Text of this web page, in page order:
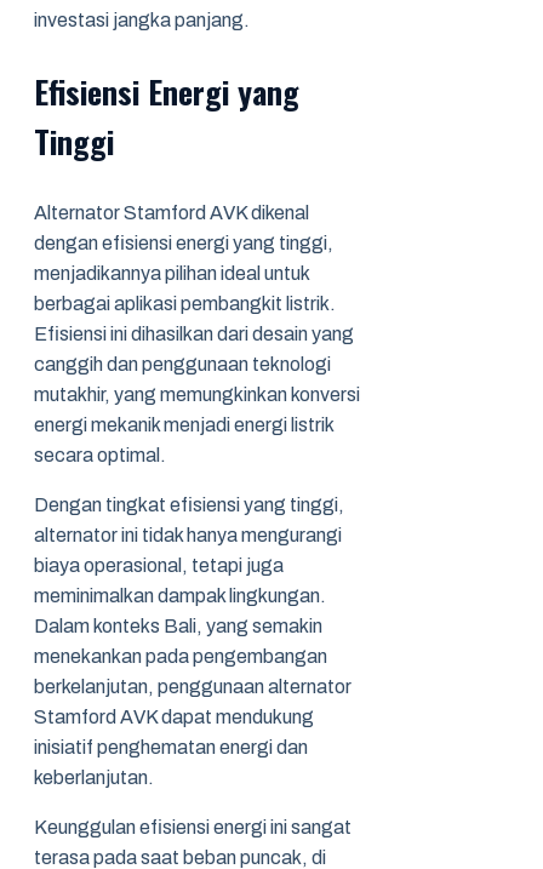
investasi jangka panjang.
Efisiensi Energi yang
Tinggi
Alternator Stamford AVK dikenal
dengan efisiensi energi yang tinggi,
menjadikannya pilihan ideal untuk
berbagai aplikasi pembangkit listrik.
Efisiensi ini dihasilkan dari desain yang
canggih dan penggunaan teknologi
mutakhir, yang memungkinkan konversi
energi mekanik menjadi energi listrik
secara optimal.
Dengan tingkat efisiensi yang tinggi,
alternator ini tidak hanya mengurangi
biaya operasional, tetapi juga
meminimalkan dampak lingkungan.
Dalam konteks Bali, yang semakin
menekankan pada pengembangan
berkelanjutan, penggunaan alternator
Stamford AVK dapat mendukung
inisiatif penghematan energi dan
keberlanjutan.
Keunggulan efisiensi energi ini sangat
terasa pada saat beban puncak, di